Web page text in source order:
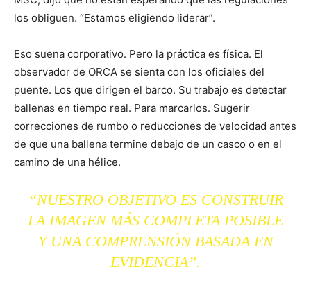
los obliguen. “Estamos eligiendo liderar”.
Eso suena corporativo. Pero la práctica es física. El
observador de ORCA se sienta con los oficiales del
puente. Los que dirigen el barco. Su trabajo es detectar
ballenas en tiempo real. Para marcarlos. Sugerir
correcciones de rumbo o reducciones de velocidad antes
de que una ballena termine debajo de un casco o en el
camino de una hélice.
“NUESTRO OBJETIVO ES CONSTRUIR
LA IMAGEN MÁS COMPLETA POSIBLE
Y UNA COMPRENSIÓN BASADA EN
EVIDENCIA”.